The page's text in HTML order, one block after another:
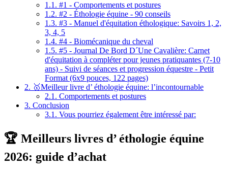
1.1. #1 - Comportements et postures
1.2. #2 - Éthologie équine - 90 conseils
1.3. #3 - Manuel d'équitation éthologique: Savoirs 1, 2,
3, 4, 5
1.4. #4 - Biomécanique du cheval
1.5. #5 - Journal De Bord D´Une Cavalière: Carnet
d'équitation à compléter pour jeunes pratiquantes (7-10
ans) - Suivi de séances et progression équestre - Petit
Format (6x9 pouces, 122 pages)
2. 🥇Meilleur livre d’ éthologie équine: l’incontournable
2.1. Comportements et postures
3. Conclusion
3.1. Vous pourriez également être intéressé par:
🏆 Meilleurs livres d’ éthologie équine
2026: guide d’achat